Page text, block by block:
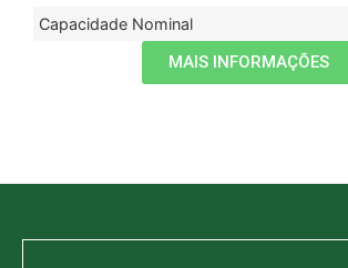
Capacidade Nominal
MAIS INFORMAÇÕES